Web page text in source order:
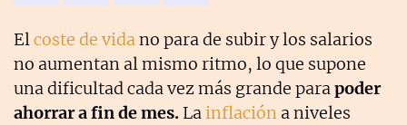
Elcoste de vidano para de subir y los salarios
no aumentan al mismo ritmo, lo que supone
una dificultad cada vez más grande parapoder
ahorrar a fin de mes. Lainflación a niveles